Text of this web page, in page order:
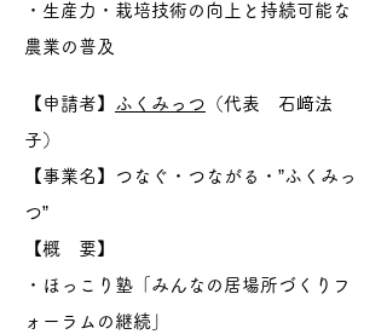
・生産力・栽培技術の向上と持続可能な
農業の普及
【申請者】 ふくみっつ （代表 石﨑法
子）
【事業名】つなぐ・つながる・”ふくみっ
つ”
【概 要】
・ほっこり塾「みんなの居場所づくりフ
ォーラムの継続」